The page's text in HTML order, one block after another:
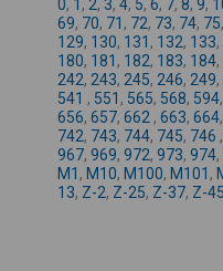
0, 1 , 2, 3, 4, 5, 6, 7, 8, 9,
69, 70, 71 , 72, 73, 74, 75,
129, 130, 131 , 132, 133,
180, 181 , 182, 183, 184,
242, 243, 245, 246, 249,
541 , 551 , 565, 568, 594,
656, 657, 662 , 663, 664,
742, 743, 744, 745, 746 ,
967, 969, 972, 973, 974,
M1 , M10, M100, M101 ,
13, Z-2, Z-25, Z-37, Z-45